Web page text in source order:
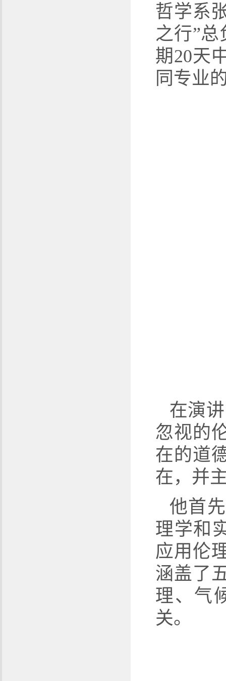
哲学系
之行”
期20天
同专业
在演
忽视的
在的道
在，并
他首
理学和
应用伦
涵盖了
理、气
关。